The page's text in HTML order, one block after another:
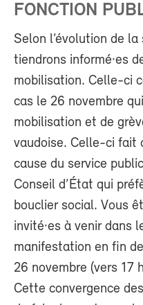
FONCTION
Selon l’évolution de
tiendrons informé·es
mobilisation. Celle-ci
cas le 26 novembre
mobilisation et de
vaudoise. Celle-ci fait
cause du service
Conseil d’État qui
bouclier social. Vous
invité·es à venir dans
manifestation en fin
26 novembre (vers 17
Cette convergence